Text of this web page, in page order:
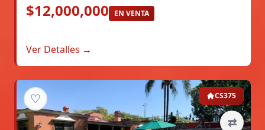
$12,000,000 EN VENTA
Ver Detalles →
♡
⇄
CS375